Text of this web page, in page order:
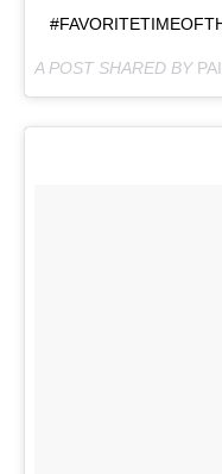
A POST SHARED BY